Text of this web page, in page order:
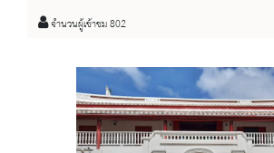
จำนวนผู้เข้าชม 802